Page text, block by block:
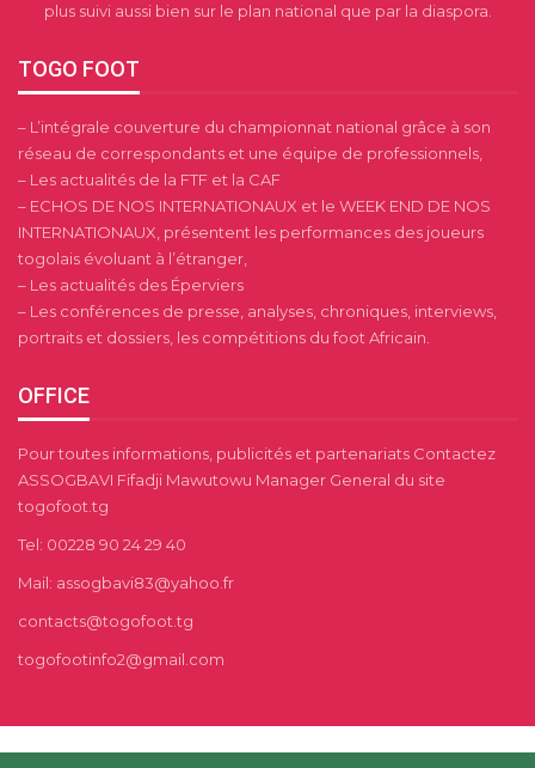
plus suivi aussi bien sur le plan national que par la diaspora.
TOGO FOOT
– L’intégrale couverture du championnat national grâce à son
réseau de correspondants et une équipe de professionnels,
– Les actualités de la FTF et la CAF
– ECHOS DE NOS INTERNATIONAUX et le WEEK END DE NOS
INTERNATIONAUX, présentent les performances des joueurs
togolais évoluant à l’étranger,
– Les actualités des Éperviers
– Les conférences de presse, analyses, chroniques, interviews,
portraits et dossiers, les compétitions du foot Africain.
OFFICE
Pour toutes informations, publicités et partenariats Contactez
ASSOGBAVI Fifadji Mawutowu Manager General du site
togofoot.tg
Tel: 00228 90 24 29 40
Mail: assogbavi83@yahoo.fr
contacts@togofoot.tg
togofootinfo2@gmail.com